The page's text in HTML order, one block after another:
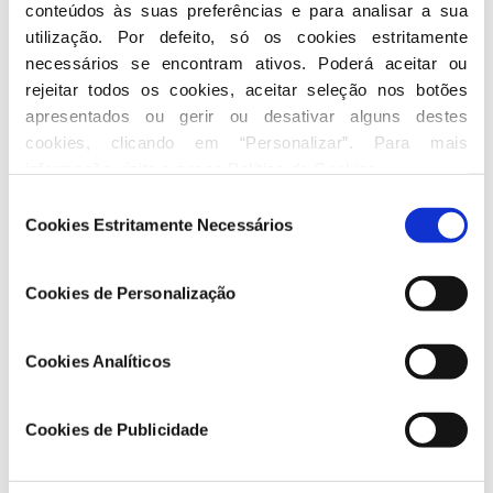
conteúdos às suas preferências e para analisar a sua
utilização. Por defeito, só os cookies estritamente
necessários se encontram ativos. Poderá aceitar ou
rejeitar todos os cookies, aceitar seleção nos botões
apresentados ou gerir ou desativar alguns destes
cookies, clicando em “Personalizar”. Para mais
deCookies Estritamente Necessários
Cookies de Personalização
Cookies Analíticos
Cookies de Publicidade
mais 12 meses
PSD